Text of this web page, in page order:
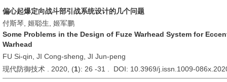
偏心起爆定向战斗部引战系统设计的几个问题
付斯琴, 姬聪生, 姬军鹏
Some Problems in the Design of Fuze Warhead System for
Warhead
FU Si-qin, JI Cong-sheng, JI Jun-peng
现代防御技术 . 2020, (1): 26 -31 . DOI: 10.3969/j.issn.1009-